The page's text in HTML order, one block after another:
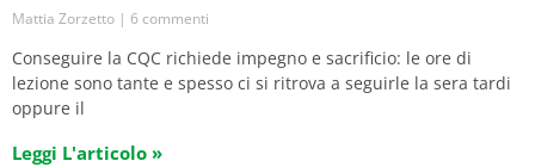
Mattia Zorzetto 6 commenti
Conseguire la CQC richiede impegno e sacrificio: le ore di
lezione sono tante e spesso ci si ritrova a seguirle la sera tardi
oppure il
Leggi L'articolo »